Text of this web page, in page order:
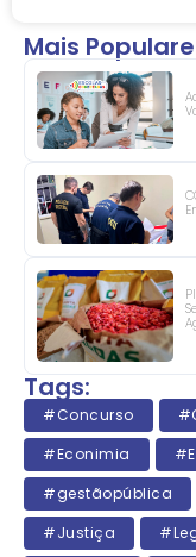
Mais
Tags:
#Concurso
#Econimia
#gestãopública
#Justiça